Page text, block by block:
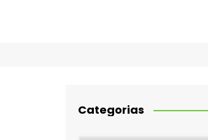
Categorias